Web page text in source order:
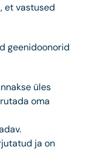
et vastused
geenidoonorid
üles
oma
ja on